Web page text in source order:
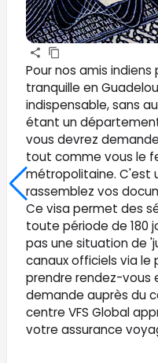
Pour nos amis
tranquille en
indispensable, sans
étant un
vous devrez
tout comme vous le
métropolitaine. C'est
rassemblez vos
Ce visa permet des
toute période de 180
pas une situation de
canaux officiels via le
prendre rendez-
demande auprès du
centre VFS Global
votre assurance